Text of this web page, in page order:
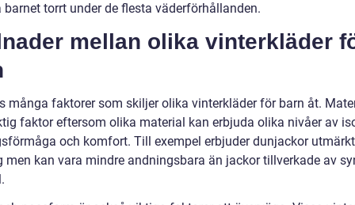
torrt under de flesta väderförhållanden.
mellan olika vinterkläder
många faktorer som skiljer olika vinterkläder för barn åt.
faktor eftersom olika material kan erbjuda olika nivåer av
och komfort. Till exempel erbjuder dunjackor utmärkt
men kan vara mindre andningsbara än jackor tillverkade av